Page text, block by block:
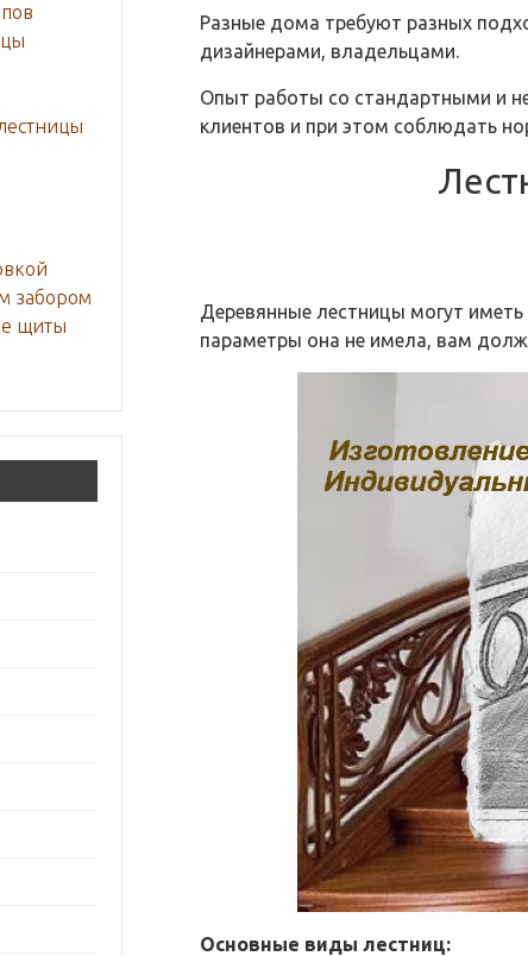
Разные дома требуют разных
дизайнерами, владельцами.
Опыт работы со стандартными и
клиентов и при этом соблюдать
Деревянные лестницы могут
параметры она не имела, вам
Основные виды лестниц:
забором
щиты